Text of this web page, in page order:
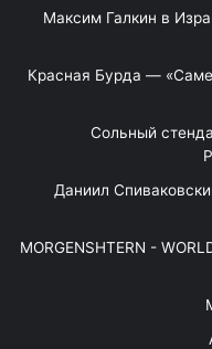
Максим Галкин в
Красная Бурда —
"Сольный
"Даниил
MORGENSHTERN -